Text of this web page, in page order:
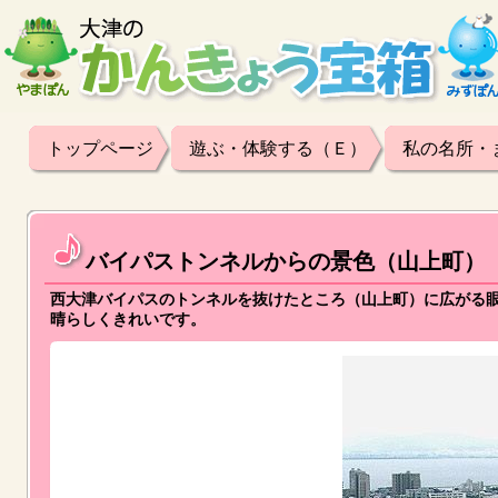
トップページ 遊ぶ・体験する（Ｅ） 私の名所・
バイパストンネルからの景色（山上町）
西大津バイパスのトンネルを抜けたところ（山上町）に広が
晴らしくきれいです。